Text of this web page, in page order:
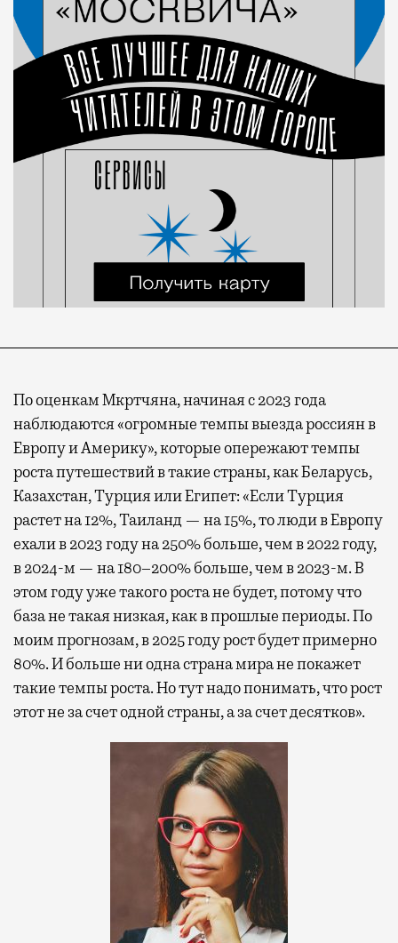
По оценкам Мкртчяна, начиная с 2023 года
наблюдаются «огромные темпы выезда россиян в
Европу и Америку», которые опережают темпы
роста путешествий в такие страны, как Беларусь,
Казахстан, Турция или Египет: «Если Турция
растет на 12%, Таиланд — на 15%, то люди в Европу
ехали в 2023 году на 250% больше, чем в 2022 году,
в 2024-м — на 180–200% больше, чем в 2023-м. В
этом году уже такого роста не будет, потому что
база не такая низкая, как в прошлые периоды. По
моим прогнозам, в 2025 году рост будет примерно
80%. И больше ни одна страна мира не покажет
такие темпы роста. Но тут надо понимать, что рост
этот не за счет одной страны, а за счет десятков».